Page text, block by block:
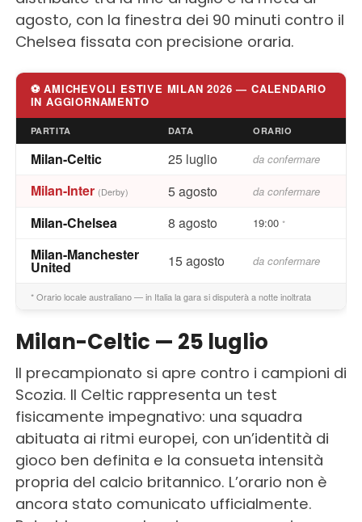
agosto, con la finestra dei 90 minuti contro il
Chelsea fissata con precisione oraria.
⚽ AMICHEVOLI ESTIVE MILAN 2026 — CALENDARIO
IN AGGIORNAMENTO
PARTITA DATA ORARIO
Milan-Celtic 25 luglio da confermare
Milan-Inter (Derby) 5 agosto da confermare
Milan-Chelsea 8 agosto 19:00*
Milan-Manchester
United 15 agosto da confermare
* Orario locale australiano — in Italia la gara si disputerà a notte inoltrata
Milan-Celtic — 25 luglio
Il precampionato si apre contro i campioni di
Scozia. Il Celtic rappresenta un test
fisicamente impegnativo: una squadra
abituata ai ritmi europei, con un’identità di
gioco ben definita e la consueta intensità
propria del calcio britannico. L’orario non è
ancora stato comunicato ufficialmente.